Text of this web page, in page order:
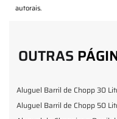
autorais.
OUTRAS
Aluguel Barril de Chopp 30
Aluguel Barril de Chopp 50